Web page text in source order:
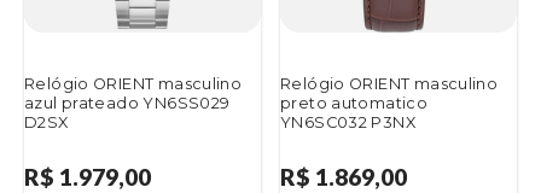
Relógio ORIENT masculino
azul prateado YN6SS029
D2SX
R$ 1.979,00
Relógio ORIENT masculino
preto automatico
YN6SC032 P3NX
R$ 1.869,00